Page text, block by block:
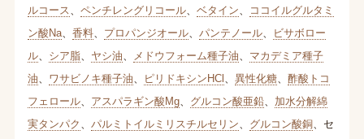
ルコース
ペンチレングリコール、 ベタイン
ココイルグルタミ
ン酸Na、 香料、 プロパンジオール、 パンテノール、
ビサボロー
ル、 シア脂、 ヤシ油 メドウフォーム種子油
マカデミア種子
油
ワサビノキ種子油 ピリドキシンHCl 異性化糖、 酢酸トコ
フェロール、 アスパラギン酸Mg、 グルコン酸亜鉛、 加水分解綿
実タンパク
パルミトイルミリスチルセリン グルコン酸銅、 セ